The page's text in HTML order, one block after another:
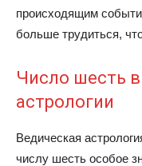
происходящим
больше трудиться,
Число шесть
астрологии
Ведическая
числу шесть особое